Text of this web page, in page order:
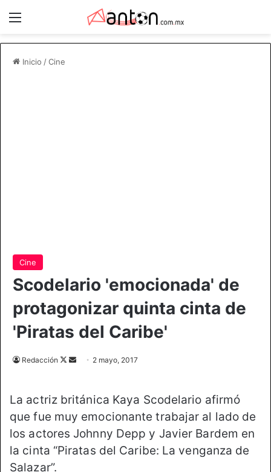
Inicio /Cine
Cine
Scodelario 'emocionada' de
protagonizar quinta cinta de
'Piratas del Caribe'
Redacción
F
l
o
w
o
d
a
n
e
2 mayo, 2017
La actriz británica Kaya Scodelario afirmó
que fue muy emocionante trabajar al lado de
los actores Johnny Depp y Javier Bardem en
la cinta “Piratas del Caribe: La venganza de
Salazar”.